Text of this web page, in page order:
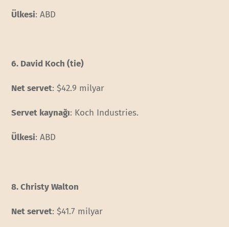
Ülkesi: ABD
6. David Koch (tie)
Net servet: $42.9 milyar
Servet kaynağı: Koch Industries.
Ülkesi: ABD
8. Christy Walton
Net servet: $41.7 milyar